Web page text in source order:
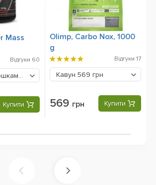
Mass
Відгуки 60
Печиво з вершками 1759 грн
Купити
Olimp, Carbo Nox, 1000
g
Відгуки 17
Кавун 569 грн
569 грн Купити